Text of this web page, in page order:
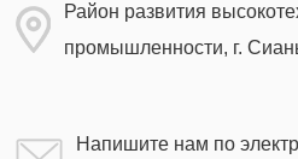
Район развития
промышленности, г.
Напишите нам по